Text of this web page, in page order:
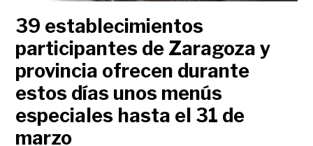
39 establecimientos
participantes de Zaragoza y
provincia ofrecen durante
estos días unos menús
especiales hasta el 31 de
marzo